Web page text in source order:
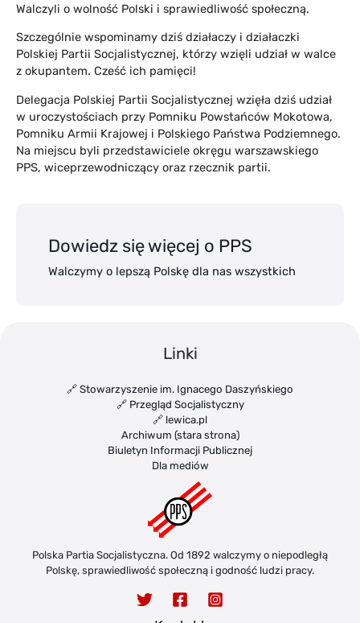
Walczyli o wolność Polski i sprawiedliwość społeczną.
Szczególnie wspominamy dziś działaczy i działaczki
Polskiej Partii Socjalistycznej, którzy wzięli udział w walce
z okupantem. Cześć ich pamięci!
Delegacja Polskiej Partii Socjalistycznej wzięła dziś udział
w uroczystościach przy Pomniku Powstańców Mokotowa,
Pomniku Armii Krajowej i Polskiego Państwa Podziemnego.
Na miejscu byli przedstawiciele okręgu warszawskiego
PPS, wiceprzewodniczący oraz rzecznik partii.
Dowiedz się więcej o PPS
Walczymy o lepszą Polskę dla nas wszystkich
Linki
🔗 Stowarzyszenie im. Ignacego Daszyńskiego
🔗 Przegląd Socjalistyczny
🔗 lewica.pl
Archiwum (stara strona)
Biuletyn Informacji Publicznej
Dla mediów
Polska Partia Socjalistyczna. Od 1892 walczymy o niepodległą
Polskę, sprawiedliwość społeczną i godność ludzi pracy.